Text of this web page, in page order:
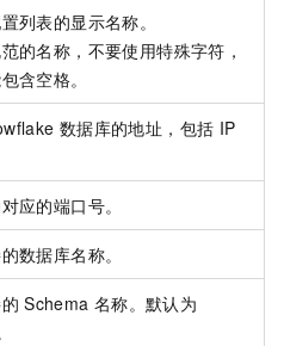
列表的显示名称。
的名称，不要使用特殊字符，
含空格。
数据库的地址，包括 IP
应的端口号。
数据库名称。
Schema 名称。默认为